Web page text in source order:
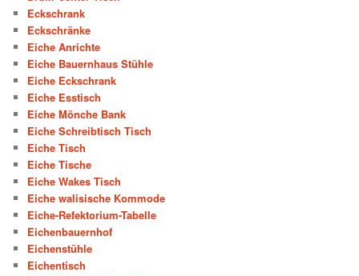
Eckschrank
Eckschränke
Eiche Anrichte
Eiche Bauernhaus Stühle
Eiche Eckschrank
Eiche Esstisch
Eiche Mönche Bank
Eiche Schreibtisch Tisch
Eiche Tisch
Eiche Tische
Eiche Wakes Tisch
Eiche walisische Kommode
Eiche-Refektorium-Tabelle
Eichenbauernhof
Eichenstühle
Eichentisch